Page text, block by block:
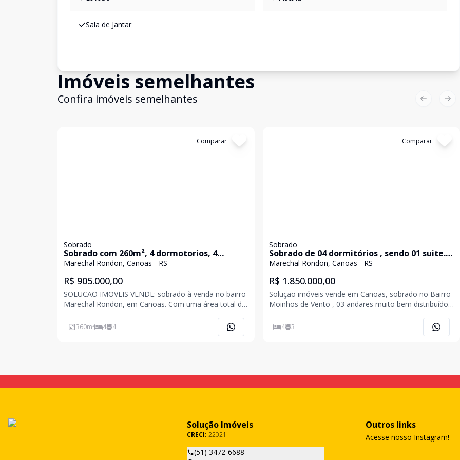
Sala de Jantar
Imóveis semelhantes
Confira imóveis semelhantes
Comparar
Sobrado
Sobrado com 260m², 4 dormotorios, 4
banheiros, 3 vagas no bairro Marechal
Marechal Rondon, Canoas - RS
R$ 905.000,00
SOLUCAO IMOVEIS VENDE: sobrado à venda no bairro
Marechal Rondon, em Canoas. Com uma área total de
oferece amplo espaço e conforto. Possui 4 dormi
360m² 4 4
Comparar
Sobrado
Sobrado de 04 dormitórios , sendo 01 suite.
Bairro Moinhos de Vento em Canoas
Marechal Rondon, Canoas - RS
R$ 1.850.000,00
Solução imóveis vende em Canoas, sobrado no Bairro
Moinhos de Vento , 03 andares muito bem distribuídos,
lavabo, banheiro social, escritório e um estúdio de
música. Garagem para quatro carros, ampla área
4 3
Previous
Solução Imóveis
CRECI: 22021j
(51) 3472-6688
Outros links
Acesse nosso Instagram!